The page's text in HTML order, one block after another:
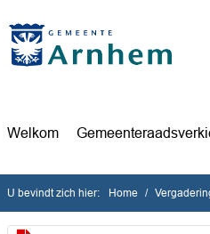
van deze pagina
Welkom
U bevindt zich hier: Home